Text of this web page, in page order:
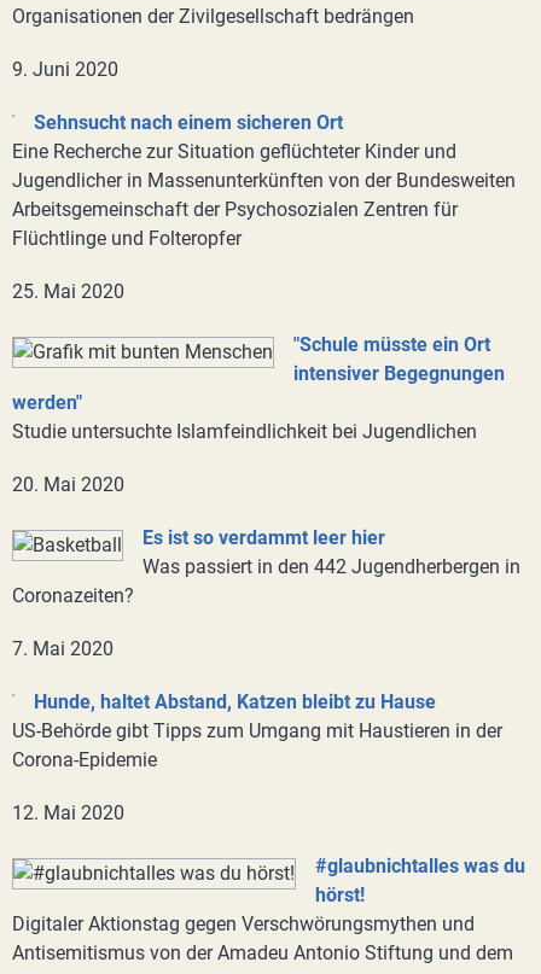
Organisationen der Zivilgesellschaft bedrängen
9. Juni 2020
Sehnsucht nach einem sicheren Ort
Eine Recherche zur Situation geflüchteter Kinder und
Jugendlicher in Massenunterkünften von der Bundesweiten
Arbeitsgemeinschaft der Psychosozialen Zentren für
Flüchtlinge und Folteropfer
25. Mai 2020
"Schule müsste ein Ort
intensiver Begegnungen
werden"
Studie untersuchte Islamfeindlichkeit bei Jugendlichen
20. Mai 2020
Es ist so verdammt leer hier
Was passiert in den 442 Jugendherbergen in
Coronazeiten?
7. Mai 2020
Hunde, haltet Abstand, Katzen bleibt zu Hause
US-Behörde gibt Tipps zum Umgang mit Haustieren in der
Corona-Epidemie
12. Mai 2020
#glaubnichtalles was du
hörst!
Digitaler Aktionstag gegen Verschwörungsmythen und
Antisemitismus von der Amadeu Antonio Stiftung und dem